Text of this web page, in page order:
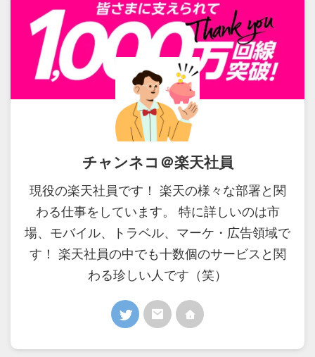
チャンネコ＠楽天社員
現役の楽天社員です！ 楽天の様々な部署と関
わる仕事をしています。 特に詳しいのは市
場、モバイル、トラベル、マーケ・広告領域で
す！ 楽天社員の中でも十数個のサービスと関
わる珍しい人です（笑）